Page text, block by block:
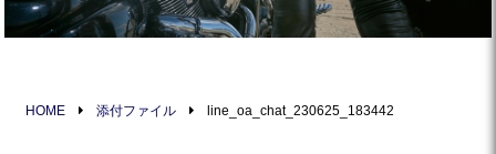
HOME 添付ファイル line_oa_chat_230625_183442